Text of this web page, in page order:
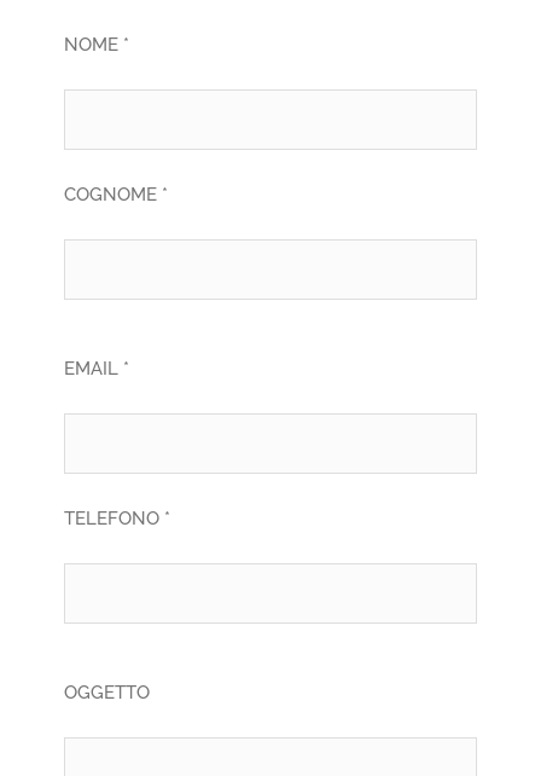
NOME *
COGNOME *
EMAIL *
TELEFONO *
OGGETTO